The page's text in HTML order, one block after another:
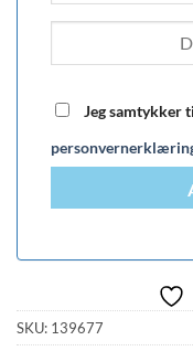
Jeg samtykker
SKU: 139677